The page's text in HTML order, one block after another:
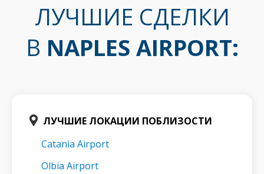
ЛУЧШИЕ СДЕЛКИ
В NAPLES AIRPORT:
ЛУЧШИЕ ЛОКАЦИИ ПОБЛИЗОСТИ
Catania Airport
Olbia Airport